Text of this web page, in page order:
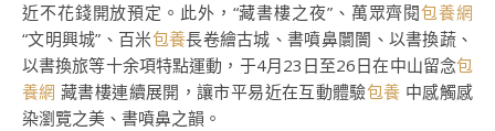
近不花錢開放預定。此外，“藏書樓之夜”、萬眾齊閱包養網
“文明興城”、百米包養長卷繪古城、書噴鼻闤闠、以書換蔬、
以書換旅等十余項特點運動，于4月23日至26日在中山留念包
養網 藏書樓連續展開，讓市平易近在互動體驗包養 中感觸感
染瀏覽之美、書噴鼻之韻。